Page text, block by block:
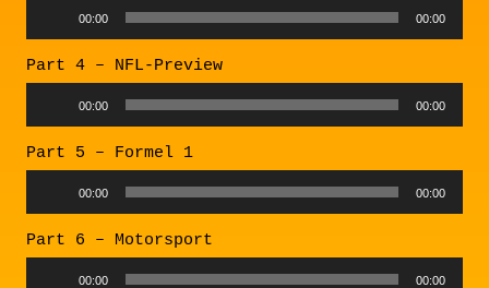
00:00 00:00
Part 4 – NFL-Preview
00:00 00:00
Part 5 – Formel 1
00:00 00:00
Part 6 – Motorsport
00:00 00:00